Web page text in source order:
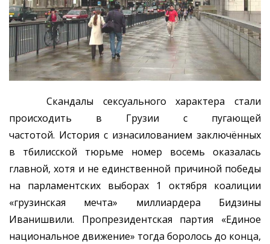
Скандалы сексуального характера стали
происходить в Грузии с пугающей
частотой. История с изнасилованием заключённых
в тбилисской тюрьме номер восемь оказалась
главной, хотя и не единственной причиной победы
на парламентских выборах 1 октября коалиции
«грузинская мечта» миллиардера Бидзины
Иванишвили. Пропрезидентская партия «Единое
национальное движение» тогда боролось до конца,